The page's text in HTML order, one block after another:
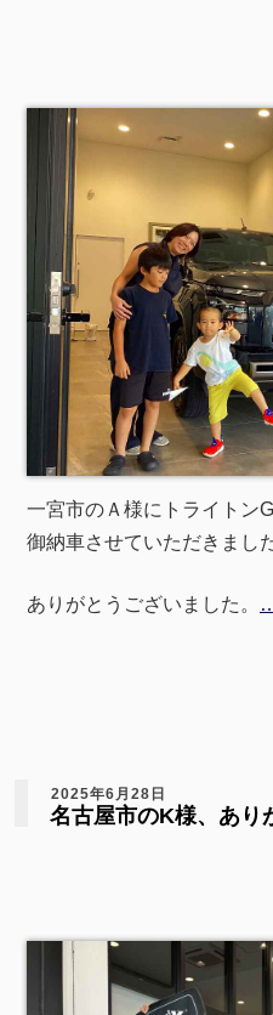
一宮市のＡ様にトライトン
御納車させていただきました
ありがとうございました。
2025年6月28日
名古屋市のK様、あり